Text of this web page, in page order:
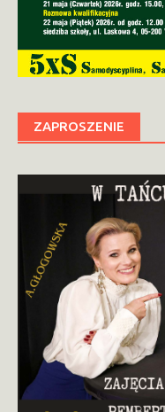
ZAPROSZENIE